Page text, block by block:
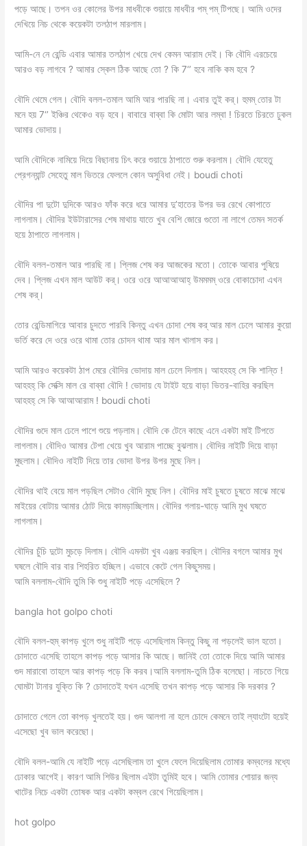
পড়ে আছে। তপন ওর কোলের উপর মাধবীকে শুয়ায়ে মাধবীর পম্ পম্ টিপছে। আমি ওদের
দেখিয়ে নিচ থেকে কয়েকটা তলঠাপ মারলাম।
আমি-নে নে রেন্ডি এবার আমার তলঠাপ খেয়ে দেখ কেমন আরাম দেই। কি বৌদি এরচেয়ে
আরও বড় লাগবে ? আমার স্কেল ঠিক আছে তো ? কি 7‘’ হবে নাকি কম হবে ?
বৌদি থেমে গেল। বৌদি বলল-তমাল আমি আর পারছি না। এবার তুই কর্। হুমম্ তোর টা
মনে হয় 7‘’ ইঞ্চির থেকেও বড় হবে। বাবারে বাব্বা কি মোটা আর লম্বা ! চিরতে চিরতে ঢুকল
আমার ভোদায়।
আমি বৌদিকে নামিয়ে দিয়ে বিছানায় চিৎ করে শুয়ায়ে ঠাপাতে শুরু করলাম। বৌদি যেহেতু
প্রেগন্যান্ট সেহেতু মাল ভিতরে ফেললে কোন অসুবিধা নেই। boudi choti
বৌদির পা দুটো দুদিকে আরও ফাঁক করে ধরে আমার দু’হাতের উপর ভর রেখে কোপাতে
লাগলাম। বৌদির ইউটারাসের শেষ মাথায় যাতে খুব বেশি জোরে গুতো না লাগে তেমন সতর্ক
হয়ে ঠাপাতে লাগলাম।
বৌদি বলল-তমাল আর পারছি না। প্লিজ শেষ কর আজকের মতো। তোকে আবার পুষিয়ে
দেব। প্লিজ এখন মাল আউট কর্। ওরে ওরে আআআআহ্ উমমমম্ ওরে বোকাচোদা এখন
শেষ কর্।
তোর রেন্ডিমাগিরে আবার চুদতে পারবি কিন্তু এখন চোদা শেষ কর্ আর মাল ঢেলে আমার কুয়ো
ভর্তি করে দে ওরে ওরে থামা তোর চোদন থামা আর মাল খালাস কর।
আমি আরও কয়েকটা ঠাপ মেরে বৌদির ভোদায় মাল ঢেলে দিলাম। আহহহহ্ সে কি শান্তি !
আহহহ্ কি সেক্সি মাল রে বাব্বা বৌদি ! ভোদায় যে টাইট হয়ে বাড়া ভিতর-বাহির করছিল
আহহহ্ সে কি আআআরাম ! boudi choti
বৌদির গুদে মাল ঢেলে পাশে শুয়ে পড়লাম। বৌদি কে টেনে কাছে এনে একটা মাই টিপতে
লাগলাম। বৌদিও আমার টেপা খেয়ে খুব আরাম পাচ্ছে বুঝলাম। বৌদির নাইটি দিয়ে বাড়া
মুছলাম। বৌদিও নাইটি দিয়ে তার ভোদা উপর উপর মুছে নিল।
বৌদির থাই বেয়ে মাল পড়ছিল সেটাও বৌদি মুছে নিল। বৌদির মাই চুষতে চুষতে মাঝে মাঝে
মাইয়ের বোটায় আমার ঠোট দিয়ে কামড়াচ্ছিলাম। বৌদির গলায়-ঘাড়ে আমি মুখ ঘষতে
লাগলাম।
বৌদির চুঁচি দুটো মুচড়ে দিলাম। বৌদি এমনটা খুব এঞ্জয় করছিল। বৌদির বগলে আমার মুখ
ঘষলে বৌদি বার বার শিহরিত হচ্ছিল। এভাবে কেটে গেল কিছুসময়।
আমি বললাম-বৌদি তুমি কি শুধু নাইটি পড়ে এসেছিলে ?
bangla hot golpo choti
বৌদি বলল-হুম্ কাপড় খুলে শুধু নাইটি পড়ে এসেছিলাম কিন্তু কিছু না পড়লেই ভাল হতো।
চোদাতে এসেছি তাহলে কাপড় পড়ে আসার কি আছে। জানিই তো তোকে দিয়ে আমি আমার
গুদ মারাবো তাহলে আর কাপড় পড়ে কি করব।আমি বললাম-তুমি ঠিক বলেছো। নাচতে গিয়ে
ঘোমটা টানার যুক্তি কি ? চোদাতেই যখন এসেছি তখন কাপড় পড়ে আসার কি দরকার ?
চোদাতে গেলে তো কাপড় খুলতেই হয়। গুদ আলগা না হলে চোদে কেমনে তাই ল্যাংটো হয়েই
এসেছো খুব ভাল করেছো।
বৌদি বলল-আমি যে নাইটি পড়ে এসেছিলাম তা খুলে ফেলে দিয়েছিলাম তোমার কম্বলের মধ্যে
ঢোকার আগেই। কারণ আমি শিউর ছিলাম এইটা তুমিই হবে। আমি তোমার শোয়ার জন্য
খাটের নিচে একটা তোষক আর একটা কম্বল রেখে গিয়েছিলাম।
hot golpo